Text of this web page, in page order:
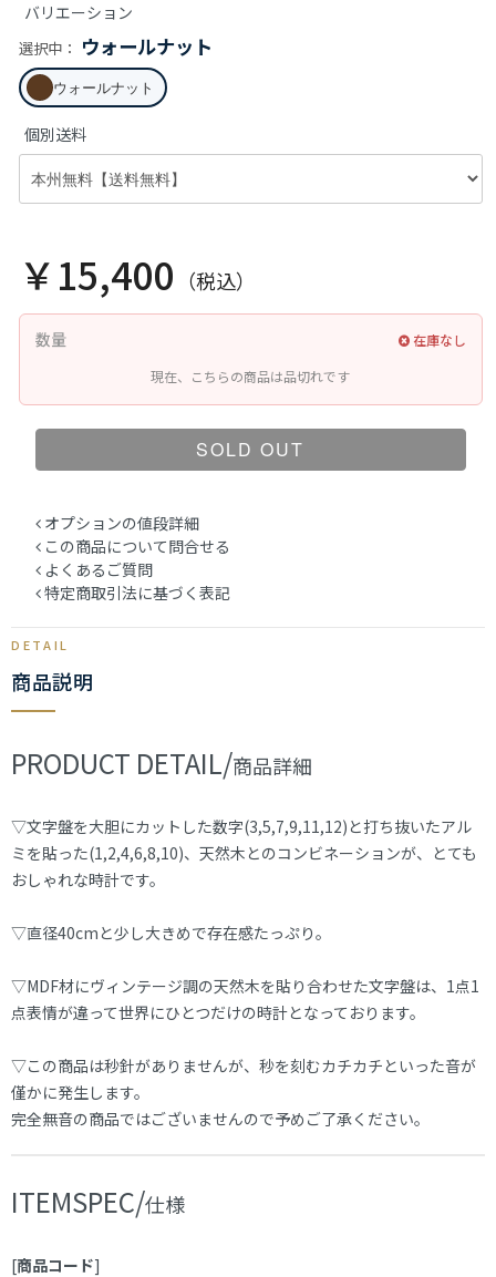
バリエーション
選択中： ウォールナット
ウォールナット
個別送料
￥15,400 （税込）
数量
在庫なし
現在、こちらの商品は品切れです
SOLD OUT
オプションの値段詳細
この商品について問合せる
よくあるご質問
特定商取引法に基づく表記
商品説明
PRODUCT DETAIL/商品詳細
▽文字盤を大胆にカットした数字(3,5,7,9,11,12)と打ち抜いたアル
ミを貼った(1,2,4,6,8,10)、天然木とのコンビネーションが、とても
おしゃれな時計です。
▽直径40cmと少し大きめで存在感たっぷり。
▽MDF材にヴィンテージ調の天然木を貼り合わせた文字盤は、1点1
点表情が違って世界にひとつだけの時計となっております。
▽この商品は秒針がありませんが、秒を刻むカチカチといった音が
僅かに発生します。
完全無音の商品ではございませんので予めご了承ください。
ITEMSPEC/仕様
[商品コード]